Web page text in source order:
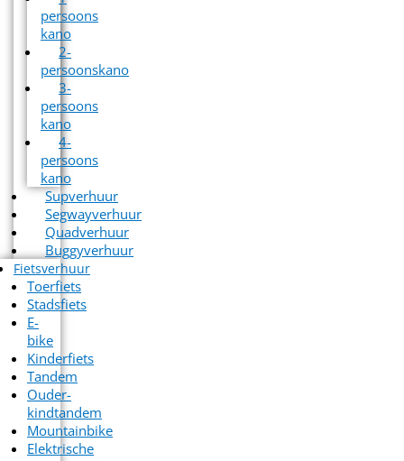
persoons
kano
2-
persoonskano
3-
persoons
kano
4-
persoons
kano
Supverhuur
Segwayverhuur
Quadverhuur
Buggyverhuur
Fietsverhuur
Toerfiets
Stadsfiets
E-
bike
Kinderfiets
Tandem
Ouder-
kindtandem
Mountainbike
Elektrische